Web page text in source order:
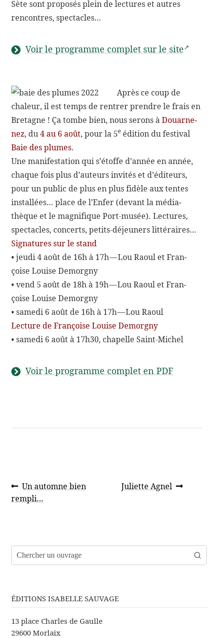
Sète sont propo­sés plein de lectures et autres
rencontres, spectacles…
Voir le programme complet sur le site
Après ce coup de
chaleur, il est temps de rentrer prendre le frais en
Bretagne ! Ça tombe bien, nous serons àDouar­ne­
nez, du4 au 6 août, pour la 5eédition du festi­val
Baie des plumes.
Une mani­fes­ta­tion qui s’étoffe d’année en année,
chaque fois plus d’auteurs invi­tés et d’éditeurs,
pour un public de plus en plus fidèle aux tentes
instal­lées… place de l’Enfer (devant la média­
thèque et le magni­fique Port-​musée). Lectures,
spec­tacles, concerts, petits-​déjeuners littéraires…
Signa­tures sur le stand
• jeudi 4 août de 16h à 17h — Lou Raoul et Fran­
çoise Louise Demorgny
• vend 5 août de 18h à 19h — Lou Raoul et Fran­
çoise Louise Demorgny
• samedi 6 août de 16h à 17h — Lou Raoul
Lecture de Fran­çoise Louise Demorgny
• samedi 6 août à 17h30, chapelle Saint-Michel
Voir le programme complet en PDF
Navigation
de
Article
précédent :
Un automne bien
rempli…
Article
Juliette Agnel
ÉDITIONS ISABELLE SAUVAGE
13 place Charles de Gaulle
29600 Morlaix